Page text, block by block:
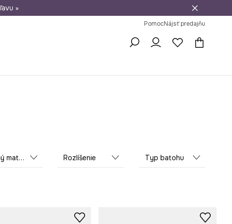
vrátenie tovaru
»
PomocNájsť predajňu
Rozlíšenie Typ batohu